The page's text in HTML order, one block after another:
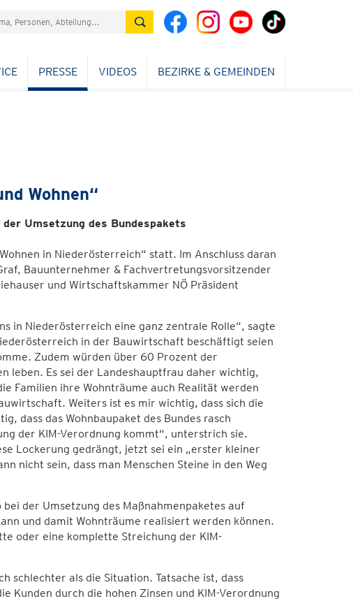
PRESSE VIDEOS BEZIRKE & GEMEINDEN
Wohnen“
Umsetzung des Bundespakets
in Niederösterreich“ statt. Im Anschluss daran
Bauunternehmer & Fachvertretungsvorsitzender
und Wirtschaftskammer NÖ Präsident
in Niederösterreich eine ganz zentrale Rolle“, sagte
in der Bauwirtschaft beschäftigt seien
Zudem würden über 60 Prozent der
leben. Es sei der Landeshauptfrau daher wichtig,
Familien ihre Wohnträume auch Realität werden
Weiters ist es mir wichtig, dass sich die
dass das Wohnbaupaket des Bundes rasch
der KIM-Verordnung kommt“, unterstrich sie.
Lockerung gedrängt, jetzt sei ein „erster kleiner
nicht sein, dass man Menschen Steine in den Weg
der Umsetzung des Maßnahmenpaketes auf
und damit Wohnträume realisiert werden können.
oder eine komplette Streichung der KIM-
schlechter als die Situation. Tatsache ist, dass
Kunden durch die hohen Zinsen und KIM-Verordnung